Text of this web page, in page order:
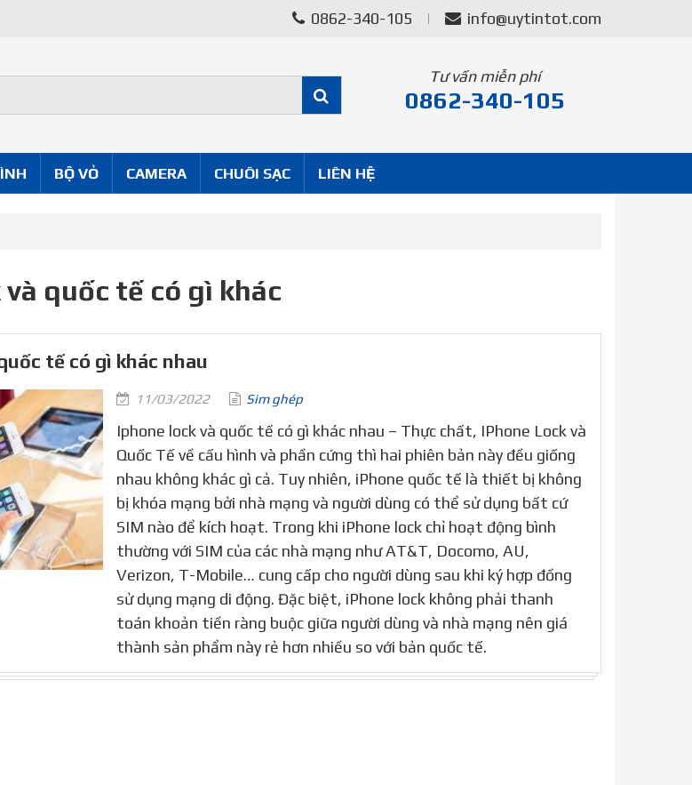
0862-340-105 info@uytintot.com
Tư vấn miễn phí
0862-340-105
BỘ VỎ CAMERA CHUÔI SẠC LIÊN HỆ
quốc tế có gì khác
tế có gì khác nhau
11/03/2022 Sim ghép
Iphone lock và quốc tế có gì khác nhau – Thực chất, IPhone Lock và
Quốc Tế về cấu hình và phần cứng thì hai phiên bản này đều giống
nhau không khác gì cả. Tuy nhiên, iPhone quốc tế là thiết bị không
bị khóa mạng bởi nhà mạng và người dùng có thể sử dụng bất cứ
SIM nào để kích hoạt. Trong khi iPhone lock chỉ hoạt động bình
thường với SIM của các nhà mạng như AT&T, Docomo, AU,
Verizon, T-Mobile… cung cấp cho người dùng sau khi ký hợp đồng
sử dụng mạng di động. Đặc biệt, iPhone lock không phải thanh
toán khoản tiền ràng buộc giữa người dùng và nhà mạng nên giá
thành sản phẩm này rẻ hơn nhiều so với bản quốc tế.